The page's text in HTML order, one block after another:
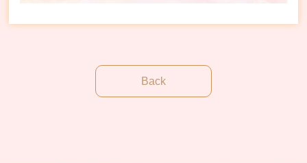
Q&A
会社概要
Back